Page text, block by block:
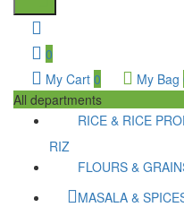
0
My Cart 0 My Bag
All departments
RICE & RICE
RIZ
FLOURS &
MASALA &